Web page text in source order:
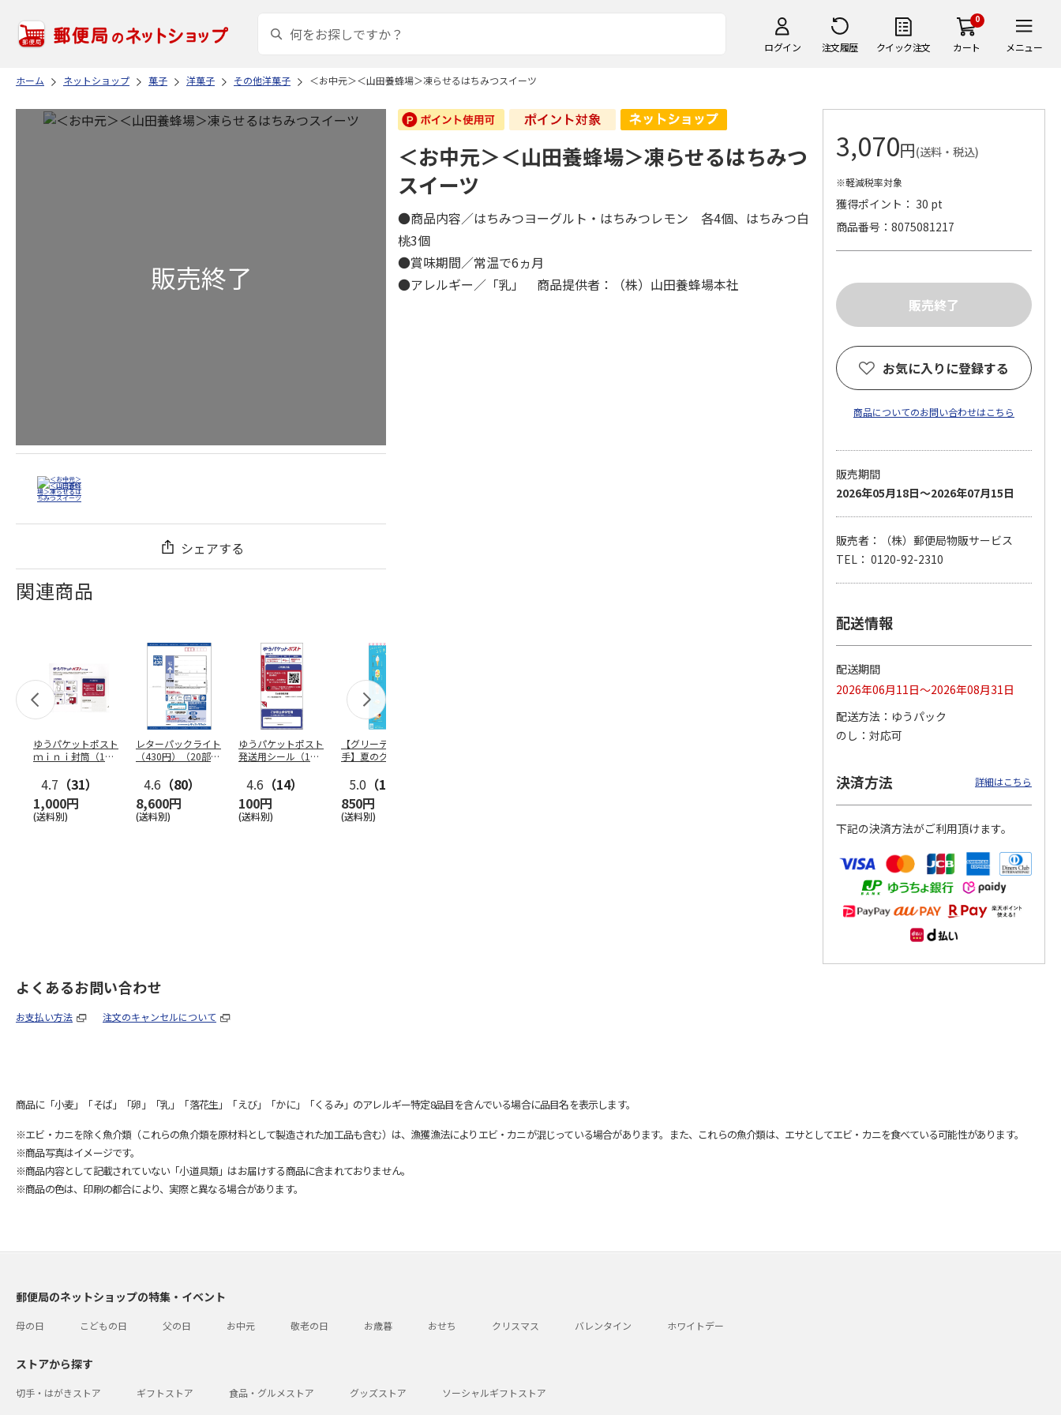
ログイン 注文履歴 クイック注文
0
カート メニュー
ホーム ネットショップ 菓子 洋菓子 その他洋菓子 ＜お中元＞＜山田養蜂場＞凍らせるはちみつスイーツ
シェアする
関連商品
ゆうパケットポスト
ｍｉｎｉ封筒（1個
4.7 （31）
1,000円
(送料別)
レターパックライト
（430円）（20部セ
4.6 （80）
8,600円
(送料別)
ゆうパケットポスト
発送用シール（1個
4.6 （14）
100円
(送料別)
【グリーティング切
手】夏のグリーティ
5.0 （10）
850円
(送料別)
【グリーティング切
円…
4.8（11）
5,500円
4.6（7）
11,000円
＜お中元＞＜山田養蜂場＞凍らせるはちみつ
スイーツ
●商品内容／はちみつヨーグルト・はちみつレモン 各4個、はちみつ白
桃3個
●賞味期間／常温で6ヵ月
●アレルギー／「乳」 商品提供者：（株）山田養蜂場本社
3,070円(送料・税込)
※軽減税率対象
獲得ポイント： 30 pt
商品番号
8075081217
お気に入りに登録する
商品についてのお問い合わせはこちら
販売期間
2026年05月18日～2026年07月15日
販売者：（株）郵便局物販サービス
TEL： 0120-92-2310
配送情報
配送期間
2026年06月11日～2026年08月31日
配送方法
ゆうパック
のし
対応可
決済方法 詳細はこちら
下記の決済方法がご利用頂けます。
よくあるお問い合わせ
お支払い方法 注文のキャンセルについて
商品に「小麦」「そば」「卵」「乳」「落花生」「えび」「かに」「くるみ」のアレルギー特定8品目を含んでいる場合に品目名を表示します。
※エビ・カニを除く魚介類（これらの魚介類を原材料として製造された加工品も含む）は、漁獲漁法によりエビ・カニが混じっている場合があります。また、これらの魚介類は、エサとしてエビ・カニを食べている可能性があります。
※商品写真はイメージです。
※商品内容として記載されていない「小道具類」はお届けする商品に含まれておりません。
※商品の色は、印刷の都合により、実際と異なる場合があります。
郵便局のネットショップの特集・イベント
母の日 こどもの日 父の日 お中元 敬老の日 お歳暮 おせち クリスマス バレンタイン ホワイトデー
ストアから探す
切手・はがきストア ギフトストア 食品・グルメストア グッズストア ソーシャルギフトストア